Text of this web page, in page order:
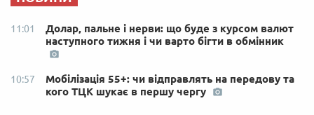
11:01
Долар, пальне і нерви: що буде з курсом валют
наступного тижня і чи варто бігти в обмінник
10:57
Мобілізація 55+: чи відправлять на передову та
кого ТЦК шукає в першу чергу